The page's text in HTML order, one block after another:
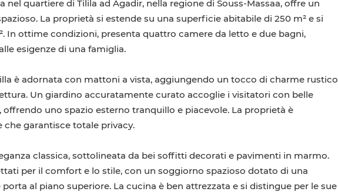
quartiere di Tilila ad Agadir, nella regione di Souss-Massaa, offre un
La proprietà si estende su una superficie abitabile di 250 m² e si
In ottime condizioni, presenta quattro camere da letto e due bagni,
esigenze di una famiglia.
è adornata con mattoni a vista, aggiungendo un tocco di charme rustico
Un giardino accuratamente curato accoglie i visitatori con belle
uno spazio esterno tranquillo e piacevole. La proprietà è
garantisce totale privacy.
classica, sottolineata da bei soffitti decorati e pavimenti in marmo.
per il comfort e lo stile, con un soggiorno spazioso dotato di una
al piano superiore. La cucina è ben attrezzata e si distingue per le sue